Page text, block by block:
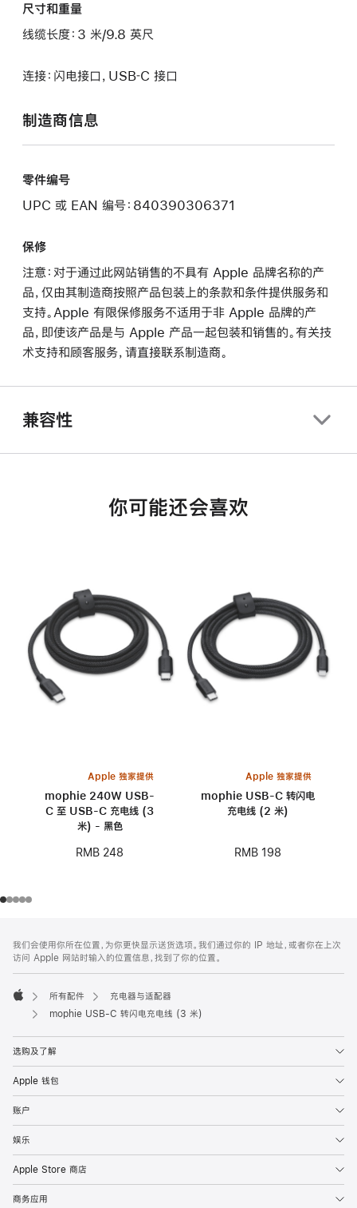
尺寸和重量
线缆长度：3 米/9.8 英尺
连接：闪电接口，USB‑C 接口
制造商信息
零件编号
UPC 或 EAN 编号：840390306371
保修
注意：对于通过此网站销售的不具有 Apple 品牌名称的产
品，仅由其制造商按照产品包装上的条款和条件提供服务和
支持。Apple 有限保修服务不适用于非 Apple 品牌的产
品，即使该产品是与 Apple 产品一起包装和销售的。有关技
术支持和顾客服务，请直接联系制造商。
兼容性
你可能还会喜欢
Apple 独家提供
mophie 240W USB-
C 至 USB-C 充电线 (3
米) - 黑色
RMB 248
Apple 独家提供
mophie USB-C 转闪电
充电线 (2 米)
RMB 198
页
页
脚
注
我们会使用你所在位置，为你更快显示送货选项。我们通过你的 IP 地址，或者你在上次
访问 Apple 网站时输入的位置信息，找到了你的位置。
Apple
所有配件
充电器与适配器
mophie USB-C 转闪电充电线 (3 米)
选购及了解
Apple 钱包
账户
娱乐
Apple Store 商店
商务应用